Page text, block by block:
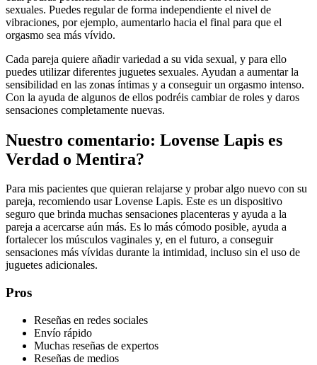
sexuales. Puedes regular de forma independiente el nivel de
vibraciones, por ejemplo, aumentarlo hacia el final para que el
orgasmo sea más vívido.
Cada pareja quiere añadir variedad a su vida sexual, y para ello
puedes utilizar diferentes juguetes sexuales. Ayudan a aumentar la
sensibilidad en las zonas íntimas y a conseguir un orgasmo intenso.
Con la ayuda de algunos de ellos podréis cambiar de roles y daros
sensaciones completamente nuevas.
Nuestro comentario: Lovense Lapis es
Verdad o Mentira?
Para mis pacientes que quieran relajarse y probar algo nuevo con su
pareja, recomiendo usar Lovense Lapis. Este es un dispositivo
seguro que brinda muchas sensaciones placenteras y ayuda a la
pareja a acercarse aún más. Es lo más cómodo posible, ayuda a
fortalecer los músculos vaginales y, en el futuro, a conseguir
sensaciones más vívidas durante la intimidad, incluso sin el uso de
juguetes adicionales.
Pros
Reseñas en redes sociales
Envío rápido
Muchas reseñas de expertos
Reseñas de medios